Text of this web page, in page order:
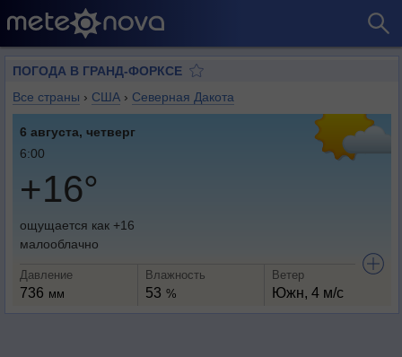
ПОГОДА В ГРАНД-ФОРКСЕ
Все страны › США › Северная Дакота
6 августа, четверг
6:00
+16°
ощущается как +16
малооблачно
Давление
736 мм
Влажность
53 %
Ветер
Южн, 4 м/с